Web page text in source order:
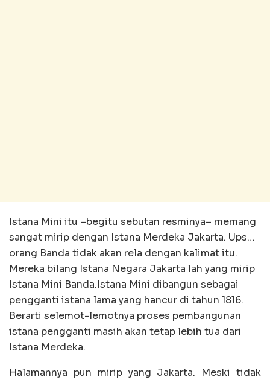
Istana Mini itu –begitu sebutan resminya– memang
sangat mirip dengan Istana Merdeka Jakarta. Ups…
orang Banda tidak akan rela dengan kalimat itu.
Mereka bilang Istana Negara Jakarta lah yang mirip
Istana Mini Banda.Istana Mini dibangun sebagai
pengganti istana lama yang hancur di tahun 1816.
Berarti selemot-lemotnya proses pembangunan
istana pengganti masih akan tetap lebih tua dari
Istana Merdeka.
Halamannya pun mirip yang Jakarta. Meski tidak